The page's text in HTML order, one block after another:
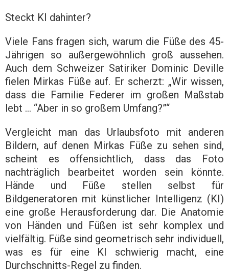
Steckt KI dahinter?
Viele Fans fragen sich, warum die Füße des 45-
Jährigen so außergewöhnlich groß aussehen.
Auch dem Schweizer Satiriker Dominic Deville
fielen Mirkas Füße auf. Er scherzt: „Wir wissen,
dass die Familie Federer im großen Maßstab
lebt … “Aber in so großem Umfang?”“
Vergleicht man das Urlaubsfoto mit anderen
Bildern, auf denen Mirkas Füße zu sehen sind,
scheint es offensichtlich, dass das Foto
nachträglich bearbeitet worden sein könnte.
Hände und Füße stellen selbst für
Bildgeneratoren mit künstlicher Intelligenz (KI)
eine große Herausforderung dar. Die Anatomie
von Händen und Füßen ist sehr komplex und
vielfältig. Füße sind geometrisch sehr individuell,
was es für eine KI schwierig macht, eine
Durchschnitts-Regel zu finden.